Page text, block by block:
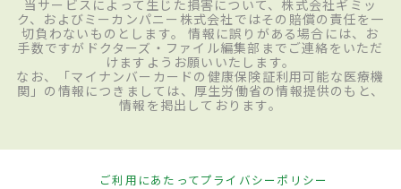
当サービスによって生じた損害について、株式会社ギミッ
ク、およびミーカンパニー株式会社ではその賠償の責任を一
切負わないものとします。 情報に誤りがある場合には、お
手数ですがドクターズ・ファイル編集部までご連絡をいただ
けますようお願いいたします。
なお、「マイナンバーカードの健康保険証利用可能な医療機
関」の情報につきましては、厚生労働省の情報提供のもと、
情報を掲出しております。
ご利用にあたってプライバシーポリシー